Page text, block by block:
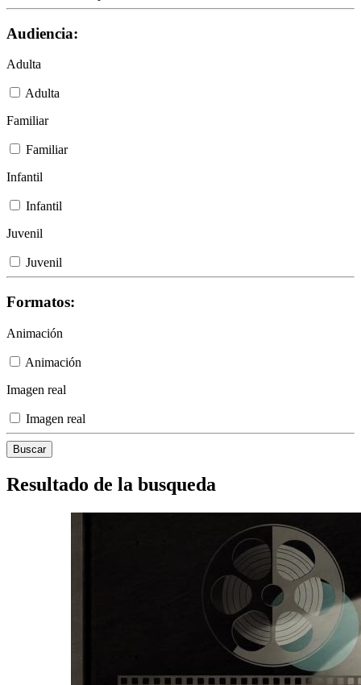
Audiencia:
Adulta
Adulta
Familiar
Familiar
Infantil
Infantil
Juvenil
Juvenil
Formatos:
Animación
Animación
Imagen real
Imagen real
Resultado de la busqueda